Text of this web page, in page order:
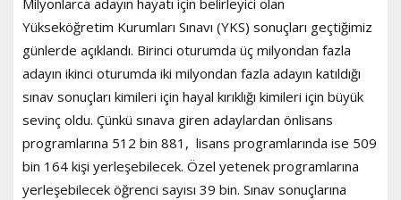
Milyonlarca adayın hayatı için belirleyici olan
Yükseköğretim Kurumları Sınavı (YKS) sonuçları geçtiğimiz
günlerde açıklandı. Birinci oturumda üç milyondan fazla
adayın ikinci oturumda iki milyondan fazla adayın katıldığı
sınav sonuçları kimileri için hayal kırıklığı kimileri için büyük
sevinç oldu. Çünkü sınava giren adaylardan önlisans
programlarına 512 bin 881, lisans programlarında ise 509
bin 164 kişi yerleşebilecek. Özel yetenek programlarına
yerleşebilecek öğrenci sayısı 39 bin. Sınav sonuçlarına